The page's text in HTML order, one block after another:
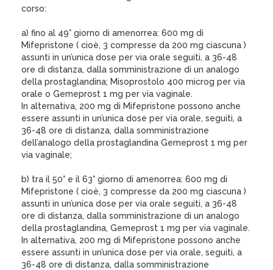
corso:
a) fino al 49° giorno di amenorrea: 600 mg di
Mifepristone ( cioè, 3 compresse da 200 mg ciascuna )
assunti in un’unica dose per via orale seguiti, a 36-48
ore di distanza, dalla somministrazione di un analogo
della prostaglandina; Misoprostolo 400 microg per via
orale o Gemeprost 1 mg per via vaginale.
In alternativa, 200 mg di Mifepristone possono anche
essere assunti in un’unica dose per via orale, seguiti, a
36-48 ore di distanza, dalla somministrazione
dell’analogo della prostaglandina Gemeprost 1 mg per
via vaginale;
b) tra il 50° e il 63° giorno di amenorrea: 600 mg di
Mifepristone ( cioè, 3 compresse da 200 mg ciascuna )
assunti in un’unica dose per via orale seguiti, a 36-48
ore di distanza, dalla somministrazione di un analogo
della prostaglandina, Gemeprost 1 mg per via vaginale.
In alternativa, 200 mg di Mifepristone possono anche
essere assunti in un’unica dose per via orale, seguiti, a
36-48 ore di distanza, dalla somministrazione